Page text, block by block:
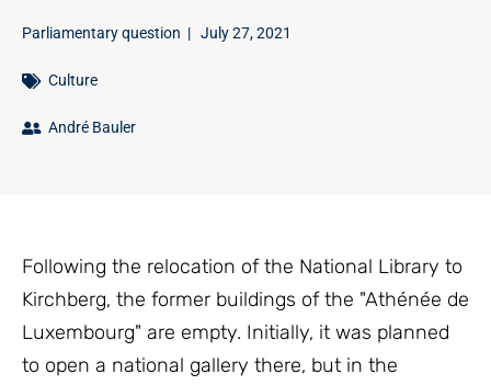
Parliamentary question | July 27, 2021
Culture
André Bauler
Following the relocation of the National Library to
Kirchberg, the former buildings of the "Athénée de
Luxembourg" are empty. Initially, it was planned
to open a national gallery there, but in the